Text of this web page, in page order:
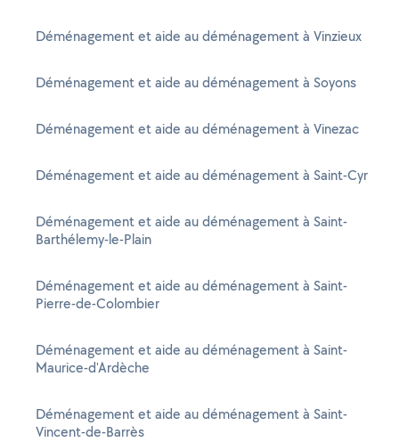
Déménagement et aide au déménagement à Vinzieux
Déménagement et aide au déménagement à Soyons
Déménagement et aide au déménagement à Vinezac
Déménagement et aide au déménagement à Saint-Cyr
Déménagement et aide au déménagement à Saint-
Barthélemy-le-Plain
Déménagement et aide au déménagement à Saint-
Pierre-de-Colombier
Déménagement et aide au déménagement à Saint-
Maurice-d'Ardèche
Déménagement et aide au déménagement à Saint-
Vincent-de-Barrès